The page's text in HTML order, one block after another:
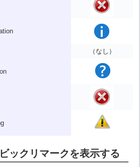
（なし）
ックリマークを表示する